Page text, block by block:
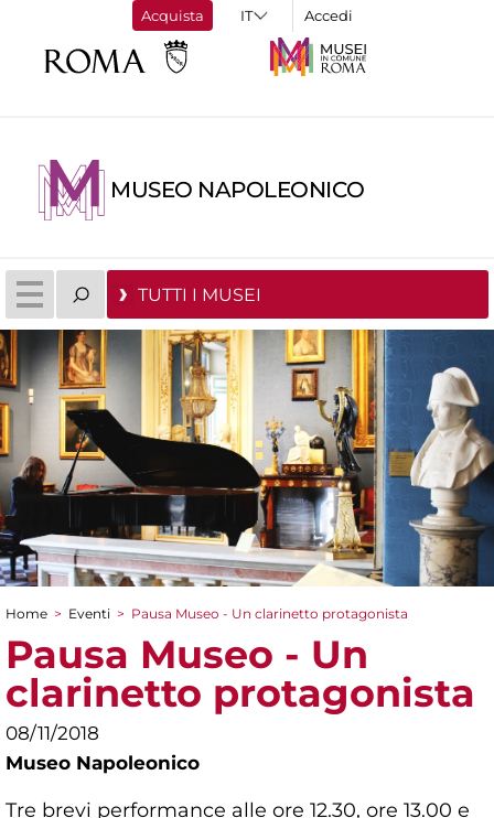
Acquista Accedi
MUSEO NAPOLEONICO
TUTTI I MUSEI
Tu sei qui
Home > Eventi > Pausa Museo - Un clarinetto protagonista
Pausa Museo - Un
clarinetto protagonista
08/11/2018
Museo Napoleonico
Tre brevi performance alle ore 12.30, ore 13.00 e